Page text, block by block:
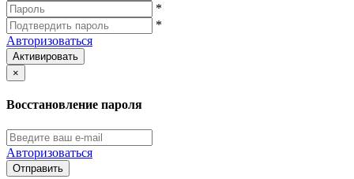
*
*
Авторизоваться
Активировать
×
Восстановление пароля
Авторизоваться
Отправить